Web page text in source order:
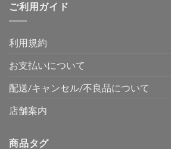
ご利用ガイド
利用規約
お支払いについて
配送/キャンセル/不良品について
店舗案内
商品タグ